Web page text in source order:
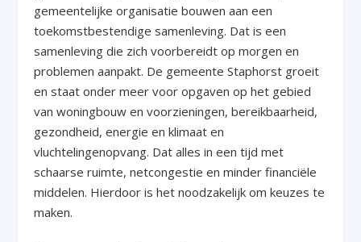
gemeentelijke organisatie bouwen aan een
toekomstbestendige samenleving. Dat is een
samenleving die zich voorbereidt op morgen en
problemen aanpakt. De gemeente Staphorst groeit
en staat onder meer voor opgaven op het gebied
van woningbouw en voorzieningen, bereikbaarheid,
gezondheid, energie en klimaat en
vluchtelingenopvang. Dat alles in een tijd met
schaarse ruimte, netcongestie en minder financiële
middelen. Hierdoor is het noodzakelijk om keuzes te
maken.